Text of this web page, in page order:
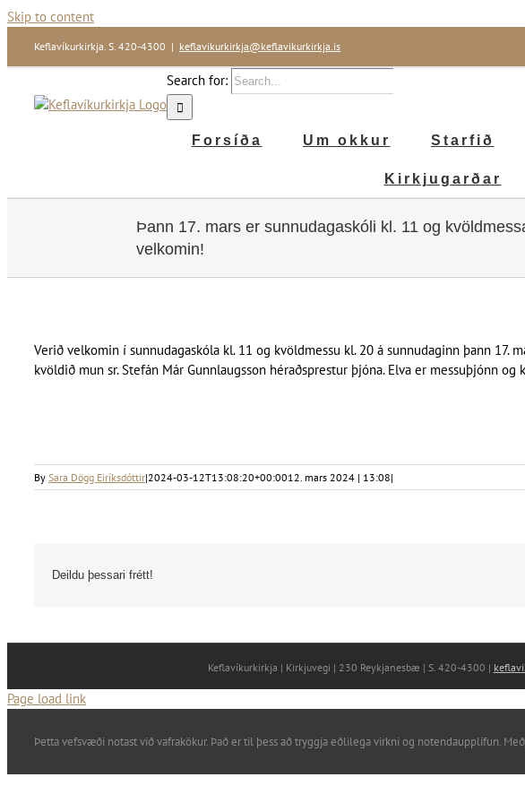
Skip to content
Keflavíkurkirkja. S. 420-4300 | keflavikurkirkja@keflavikurkirkja.is
Search for:
Forsíða Um okkur Starfið
Kirkjugarðar
Þann 17. mars er sunnudagaskóli kl. 11 og
velkomin!
Verið velkomin í sunnudagaskóla kl. 11 og kvöldmessu kl. 20 á sunnudaginn þann 17.
kvöldið mun sr. Stefán Már Gunnlaugsson héraðsprestur þjóna. Elva er messuþjónn
By Sara Dögg Eiríksdóttir|2024-03-12T13:08:20+00:0012. mars 2024 | 13:08|
Deildu þessari frétt!
Keflavíkurkirkja | Kirkjuvegi | 230 Reykjanesbæ | S. 420-4300 |
Page load link
Þetta vefsvæði notast við vafrakökur. Það er til þess að tryggja eðlilega virkni og notendaupplifun.